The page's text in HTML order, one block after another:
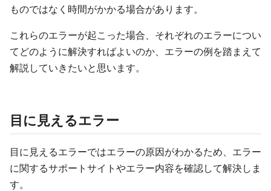
ものではなく時間がかかる場合があります。
これらのエラーが起こった場合、それぞれのエラーについ
てどのように解決すればよいのか、エラーの例を踏まえて
解説していきたいと思います。
目に見えるエラー
目に見えるエラーではエラーの原因がわかるため、エラー
に関するサポートサイトやエラー内容を確認して解決しま
す。